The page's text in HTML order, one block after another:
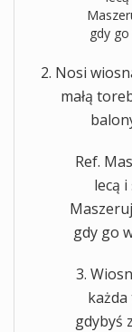
gdy
2. Nosi
małą
Ref.
lecą
gdy go
3.
gdybyś